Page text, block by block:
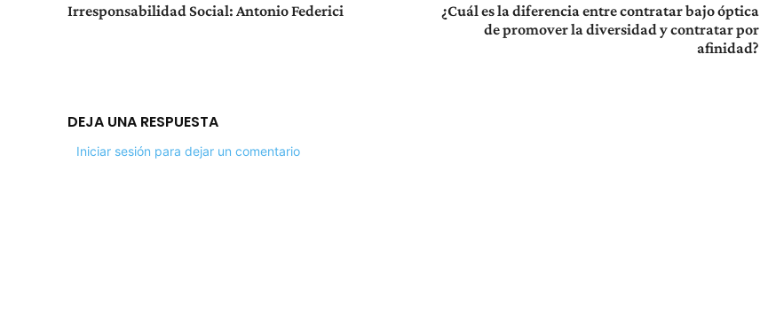
Irresponsabilidad Social: Antonio Federici
¿Cuál es la diferencia entre contratar bajo óptica
de promover la diversidad y contratar por
afinidad?
DEJA UNA RESPUESTA
Iniciar sesión para dejar un comentario